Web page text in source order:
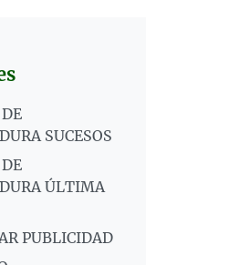
SUCESOS
ÚLTIMA
PUBLICIDAD